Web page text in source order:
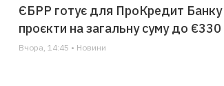
ЄБРР готує для ПроКредит
проєкти на загальну суму до
Вчора, 14:45 • Новини